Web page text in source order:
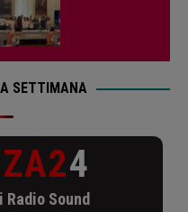
SETTIMANA
4
Sound